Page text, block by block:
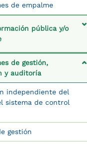
de empalme
pública y/o
de gestión,
y auditoría
independiente del
sistema de control
gestión